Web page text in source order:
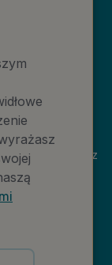
państwa, przez
–
zł.